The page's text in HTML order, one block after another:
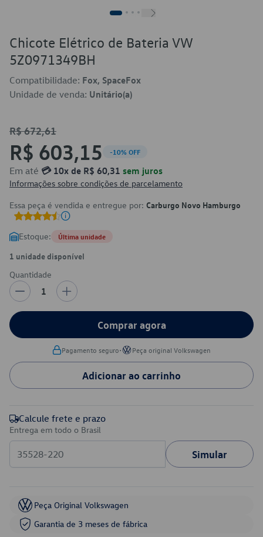
Chicote Elétrico de Bateria VW
5Z0971349BH
Compatibilidade: Fox, SpaceFox
Unidade de venda: Unitário(a)
R$ 672,61
R$ 603,15 -10% OFF
Em até 💳 10x de R$ 60,31 sem juros
Informações sobre condições de parcelamento
Essa peça é vendida e entregue por: Carburgo Novo Hamburgo
Estoque: Última unidade
1 unidade disponível
Quantidade
1
Comprar agora
Pagamento seguro• Peça original Volkswagen
Adicionar ao carrinho
Calcule frete e prazo
Entrega em todo o Brasil
Simular
Peça Original Volkswagen
Garantia de 3 meses de fábrica